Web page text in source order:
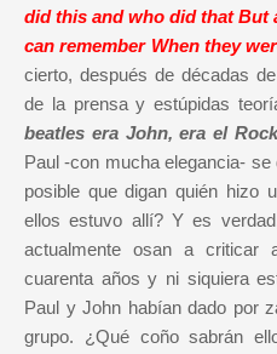
did this and who did that But
can remember When they
cierto, después de décadas
de la prensa y estúpidas
beatles era John, era el
Paul -con mucha elegancia-
posible que digan quién hizo
ellos estuvo allí? Y es
actualmente osan a criticar
cuarenta años y ni siquiera
Paul y John habían dado por
grupo. ¿Qué coño sabrán